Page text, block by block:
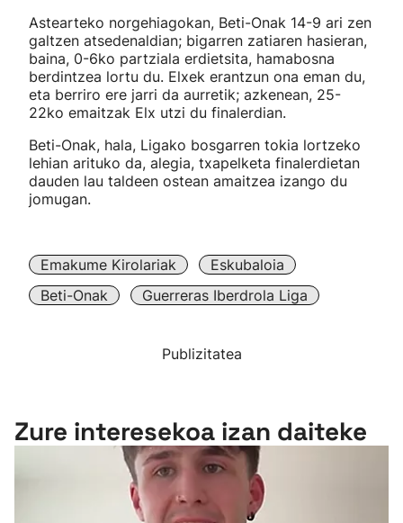
Astearteko norgehiagokan, Beti-Onak 14-9 ari zen
galtzen atsedenaldian; bigarren zatiaren hasieran,
baina, 0-6ko partziala erdietsita, hamabosna
berdintzea lortu du. Elxek erantzun ona eman du,
eta berriro ere jarri da aurretik; azkenean, 25-
22ko emaitzak Elx utzi du finalerdian.
Beti-Onak, hala, Ligako bosgarren tokia lortzeko
lehian arituko da, alegia, txapelketa finalerdietan
dauden lau taldeen ostean amaitzea izango du
jomugan.
Emakume Kirolariak
Eskubaloia
Beti-Onak
Guerreras Iberdrola Liga
Publizitatea
Zure interesekoa izan daiteke